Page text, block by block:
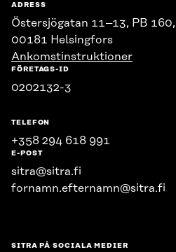
ADRESS
Östersjögatan 11–13, PB 160,
00181 Helsingfors
Ankomstinstruktioner
FÖRETAGS-ID
0202132-3
TELEFON
+358 294 618 991
E-POST
sitra@sitra.fi
fornamn.efternamn@sitra.fi
SITRA PÅ SOCIALA MEDIER